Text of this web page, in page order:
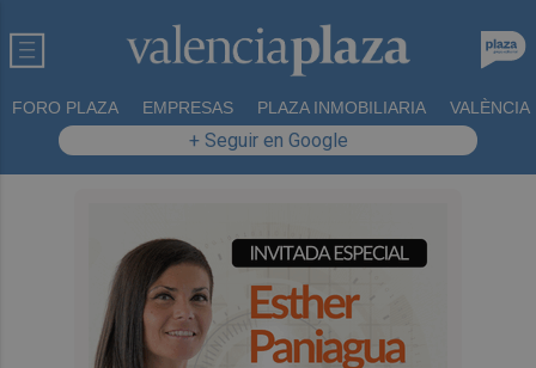
FORO PLAZA EMPRESAS PLAZA INMOBILIARIA VALÈNCIA
+ Seguir en Google